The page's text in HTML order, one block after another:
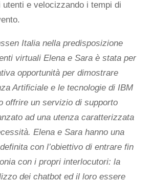
utenti e velocizzando i tempi di
Italia nella predisposizione
virtuali Elena e Sara è stata per
opportunità per dimostrare
Artificiale e le tecnologie di IBM
offrire un servizio di supporto
ad una utenza caratterizzata
Elena e Sara hanno una
con l’obiettivo di entrare fin
con i propri interlocutori: la
dei chatbot ed il loro essere